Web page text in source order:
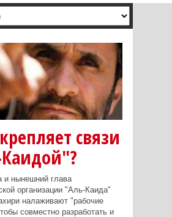
связи
и нынешний глава
организации "Аль-Каида"
налаживают "рабочие
совместно разработать и